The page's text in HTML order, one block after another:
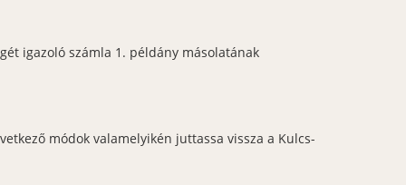
igazoló számla 1. példány másolatának
módok valamelyikén juttassa vissza a Kulcs-